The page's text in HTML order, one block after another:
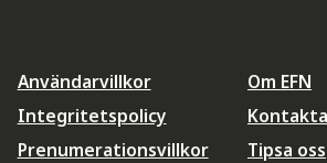
Användarvillkor
Integritetspolicy
Prenumerationsvillkor
Om EFN
Tipsa oss